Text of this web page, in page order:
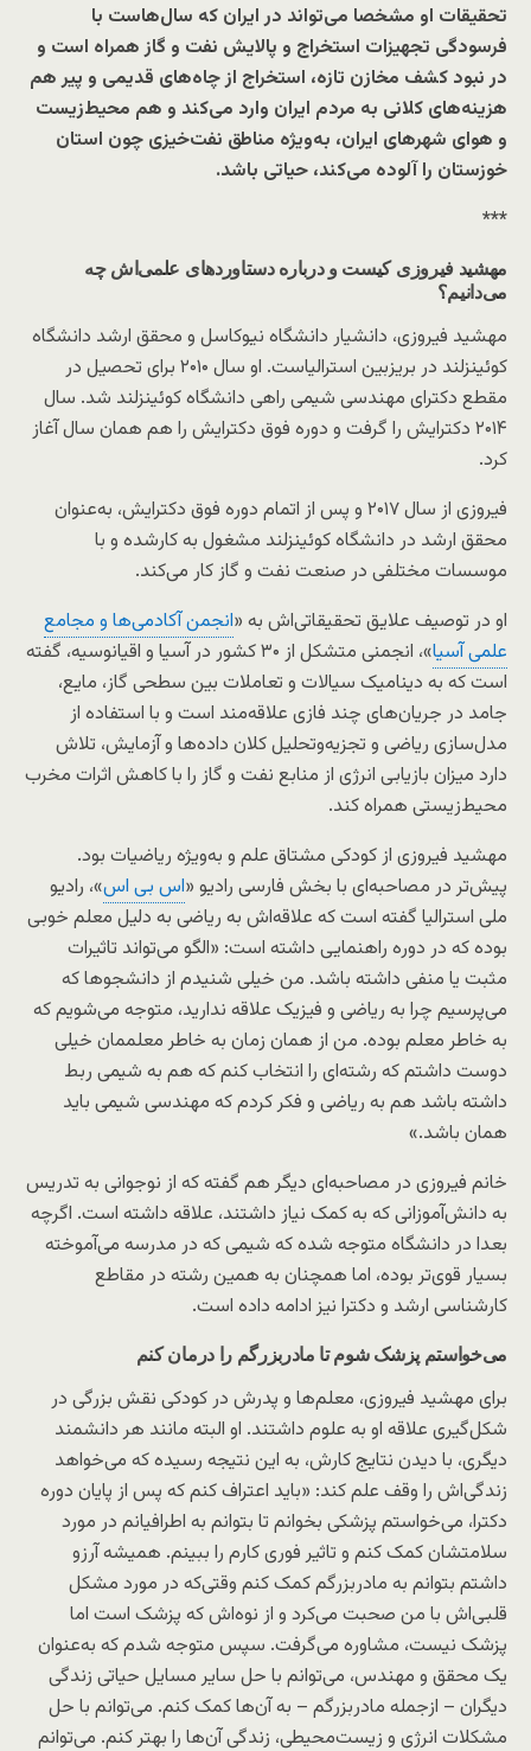
تحقیقات او مشخصا می‌تواند در ایران که سال‌هاست با
فرسودگی تجهیزات استخراج و پالایش نفت و گاز همراه است و
در نبود کشف مخازن تازه، استخراج از چاه‌های قدیمی و پیر هم
هزینه‌های کلانی به مردم ایران وارد می‌کند و هم محیط‌زیست
و هوای شهرهای ایران، به‌ویژه مناطق نفت‌خیزی چون استان
خوزستان را آلوده می‌کند، حیاتی باشد.
***
مهشید فیروزی کیست و درباره دستاوردهای علمی‌اش چه
می‌دانیم؟
مهشید فیروزی، دانشیار دانشگاه نیوکاسل و محقق ارشد دانشگاه
کوئینزلند در بریزبین استرالیاست. او سال ۲۰۱۰ برای تحصیل در
مقطع دکترای مهندسی شیمی راهی دانشگاه کوئینزلند شد. سال
۲۰۱۴ دکترایش را گرفت و دوره فوق دکترایش را هم همان سال آغاز
کرد.
فیروزی از سال ۲۰۱۷ و پس از اتمام دوره فوق دکترایش، به‌عنوان
محقق ارشد در دانشگاه کوئینزلند مشغول به کارشده و با
موسسات مختلفی در صنعت نفت و گاز کار می‌کند.
او در توصیف علایق تحقیقاتی‌اش به «انجمن آکادمی‌ها و مجامع
علمی آسیا
»، انجمنی متشکل از ۳۰ کشور در آسیا و اقیانوسیه، گفته
است که به دینامیک سیالات و تعاملات بین سطحی گاز، مایع،
جامد در جریان‌های چند فازی علاقه‌مند است و با استفاده از
مدل‌سازی ریاضی و تجزیه‌وتحلیل کلان داده‌ها و آزمایش، تلاش
دارد میزان بازیابی انرژی از منابع نفت و گاز را با کاهش اثرات مخرب
محیط‌زیستی همراه کند.
مهشید فیروزی از کودکی مشتاق علم و به‌ویژه ریاضیات بود.
پیش‌تر در مصاحبه‌ای با بخش فارسی رادیو «اس بی اس»، رادیو
ملی استرالیا گفته است که علاقه‌اش به ریاضی به دلیل معلم خوبی
بوده که در دوره راهنمایی داشته است: «الگو می‌تواند تاثیرات
مثبت یا منفی داشته باشد. من خیلی شنیدم از دانشجوها که
می‌پرسیم چرا به ریاضی و فیزیک علاقه ندارید، متوجه می‌شویم که
به خاطر معلم بوده. من از همان زمان به خاطر معلممان خیلی
دوست داشتم که رشته‌ای را انتخاب کنم که هم به شیمی ربط
داشته باشد هم به ریاضی و فکر کردم که مهندسی شیمی باید
همان باشد.»
خانم فیروزی در مصاحبه‌ای دیگر هم گفته که از نوجوانی به تدریس
به دانش‌آموزانی که به کمک نیاز داشتند، علاقه داشته است. اگرچه
بعدا در دانشگاه متوجه شده که شیمی که در مدرسه می‌آموخته
بسیار قوی‌تر بوده، اما همچنان به همین رشته در مقاطع
کارشناسی ارشد و دکترا نیز ادامه داده است.
می‌خواستم پزشک شوم تا مادربزرگم را درمان کنم
برای مهشید فیروزی، معلم‌ها و پدرش در کودکی نقش بزرگی در
شکل‌گیری علاقه او به علوم داشتند. او البته مانند هر دانشمند
دیگری، با دیدن نتایج کارش، به این نتیجه رسیده که می‌خواهد
زندگی‌اش را وقف علم کند: «باید اعتراف کنم که پس از پایان دوره
دکترا، می‌خواستم پزشکی بخوانم تا بتوانم به اطرافیانم در مورد
سلامتشان کمک کنم و تاثیر فوری کارم را ببینم. همیشه آرزو
داشتم بتوانم به مادربزرگم کمک کنم وقتی‌که در مورد مشکل
قلبی‌اش با من صحبت می‌کرد و از نوه‌اش که پزشک است اما
پزشک نیست، مشاوره می‌گرفت. سپس متوجه شدم که به‌عنوان
یک محقق و مهندس، می‌توانم با حل سایر مسایل حیاتی زندگی
دیگران – ازجمله مادربزرگم – به آن‌ها کمک کنم. می‌توانم با حل
مشکلات انرژی و زیست‌محیطی، زندگی آن‌ها را بهتر کنم. می‌توانم